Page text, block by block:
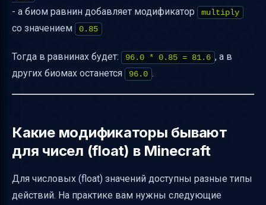
- а биом равнин добавляет модификатор multiply
со значением 0.85
Тогда в равнинах будет: 96.0 * 0.85 = 81.6 , а в
других биомах останется
96.0 .
Какие модификаторы бывают
для чисел (float) в Minecraft
Для числовых (float) значений доступны разные типы
действий. На практике вам нужны следующие